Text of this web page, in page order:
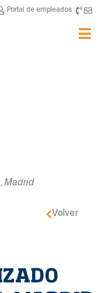
Portal de empleados
Madrid
Volver